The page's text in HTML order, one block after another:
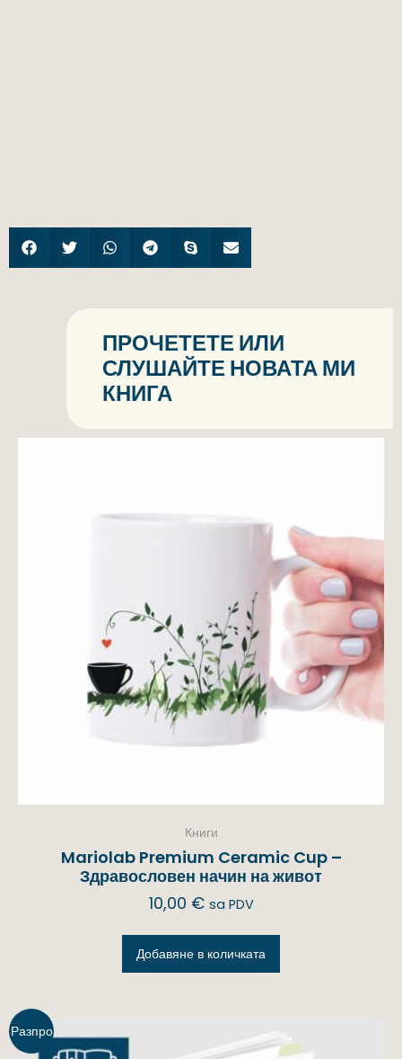
ПРОЧЕТЕТЕ ИЛИ
СЛУШАЙТЕ НОВАТА МИ
КНИГА
Книги
Mariolab Premium Ceramic Cup –
Здравословен начин на живот
10,00 € sa PDV
Добавяне в количката
Разпро